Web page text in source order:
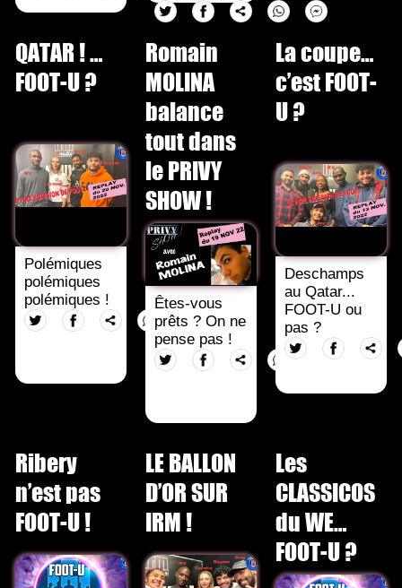
QATAR ! …
FOOT-U ?
Polémiques
polémiques
polémiques !
Romain
MOLINA
balance
tout dans
le PRIVY
SHOW !
Êtes-vous
prêts ? On ne
pense pas !
La coupe…
c’est FOOT-
U ?
Deschamps
au Qatar...
FOOT-U ou
pas ?
Ribery
n’est pas
FOOT-U !
LE BALLON
D’OR SUR
IRM !
Les
CLASSICOS
du WE…
FOOT-U ?